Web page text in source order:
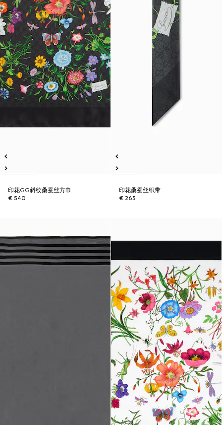
印花GG斜纹桑蚕丝方巾
€ 540
印花桑蚕丝织带
€ 265